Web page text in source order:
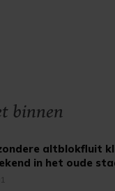
binnen
altblokfluit
in het oude